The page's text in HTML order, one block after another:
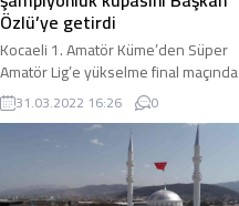
Özlü’ye getirdi
Kocaeli 1. Amatör Küme’den Süper
Amatör Lig’e yükselme final maçında
Derince Birlikspor’u mağlup ederek
şampiyon olan Başiskele
Belediyespor ...
31.03.2022 16:26 0